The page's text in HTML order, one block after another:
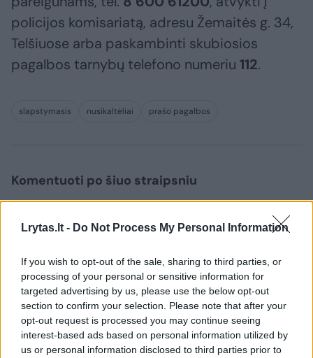
Lrytas.lt - Do Not Process My Personal Information
If you wish to opt-out of the sale, sharing to third parties, or
processing of your personal or sensitive information for
targeted advertising by us, please use the below opt-out
section to confirm your selection. Please note that after your
opt-out request is processed you may continue seeing
interest-based ads based on personal information utilized by
us or personal information disclosed to third parties prior to
policijos komisariatą, adresu Žemaitės g. 34,
Telšiuose arba paskambinti skubiosios
pagalbos tarnybų telefono numeriu 112.
slapstymasis nusikaltėliai prašo pagalbos
Komentuoti po šiuo straipsniu
Komentuoti gali tik Lrytas registruoti vartotojai.
Prisijunkite prie registruotų vartotojų
bendruomenės ir bendraukite komentaruose!
Rodyti komentarus
Prisijungti komentatoriams